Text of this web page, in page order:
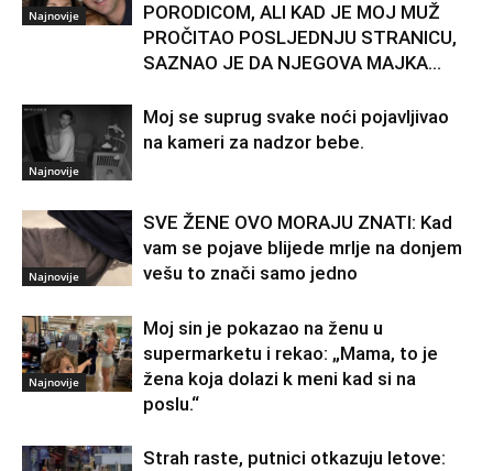
Najnovije
PORODICOM, ALI KAD JE MOJ MUŽ
PROČITAO POSLJEDNJU STRANICU,
SAZNAO JE DA NJEGOVA MAJKA...
Najnovije
Moj se suprug svake noći pojavljivao
na kameri za nadzor bebe.
Najnovije
SVE ŽENE OVO MORAJU ZNATI: Kad
vam se pojave blijede mrlje na donjem
vešu to znači samo jedno
Najnovije
Moj sin je pokazao na ženu u
supermarketu i rekao: „Mama, to je
žena koja dolazi k meni kad si na
poslu.“
Strah raste, putnici otkazuju letove: